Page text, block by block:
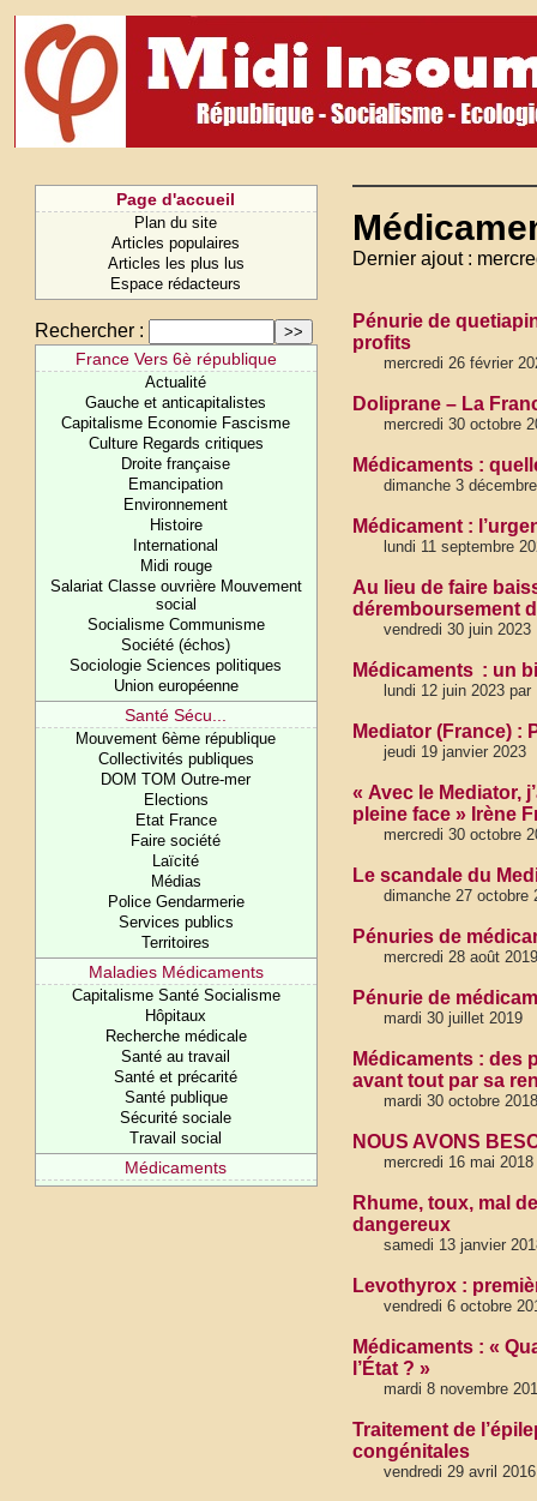
Page d'accueil
Plan du site
Articles populaires
Articles les plus lus
Espace rédacteurs
Rechercher :
France Vers 6è république
Actualité
Gauche et anticapitalistes
Capitalisme Economie Fascisme
Culture Regards critiques
Droite française
Emancipation
Environnement
Histoire
International
Midi rouge
Salariat Classe ouvrière Mouvement
social
Socialisme Communisme
Société (échos)
Sociologie Sciences politiques
Union européenne
Santé Sécu...
Mouvement 6ème république
Collectivités publiques
DOM TOM Outre-mer
Elections
Etat France
Faire société
Laïcité
Médias
Police Gendarmerie
Services publics
Territoires
Maladies Médicaments
Capitalisme Santé Socialisme
Hôpitaux
Recherche médicale
Santé au travail
Santé et précarité
Santé publique
Sécurité sociale
Travail social
Médicaments
Dernier ajout :
Pénurie de
profits
mercredi 26 février
Doliprane – La
mercredi 30 octobre
Médicaments :
dimanche 3
Médicament :
lundi 11 septembre
Au lieu de faire
déremboursement
vendredi 30 juin 2023
Médicaments : un
lundi 12 juin 2023 par
Mediator (France) :
jeudi 19 janvier 2023
« Avec le Mediator,
pleine face » Irène
mercredi 30 octobre
Le scandale du
dimanche 27 octobre
Pénuries de
mercredi 28 août 2019
Pénurie de
mardi 30 juillet 2019
Médicaments : des
avant tout par sa
mardi 30 octobre 2018
NOUS AVONS
mercredi 16 mai
Rhume, toux, mal
dangereux
samedi 13 janvier
Levothyrox :
vendredi 6 octobre
Médicaments : «
l’État ? »
mardi 8 novembre
Traitement de
congénitales
vendredi 29 avril 2016